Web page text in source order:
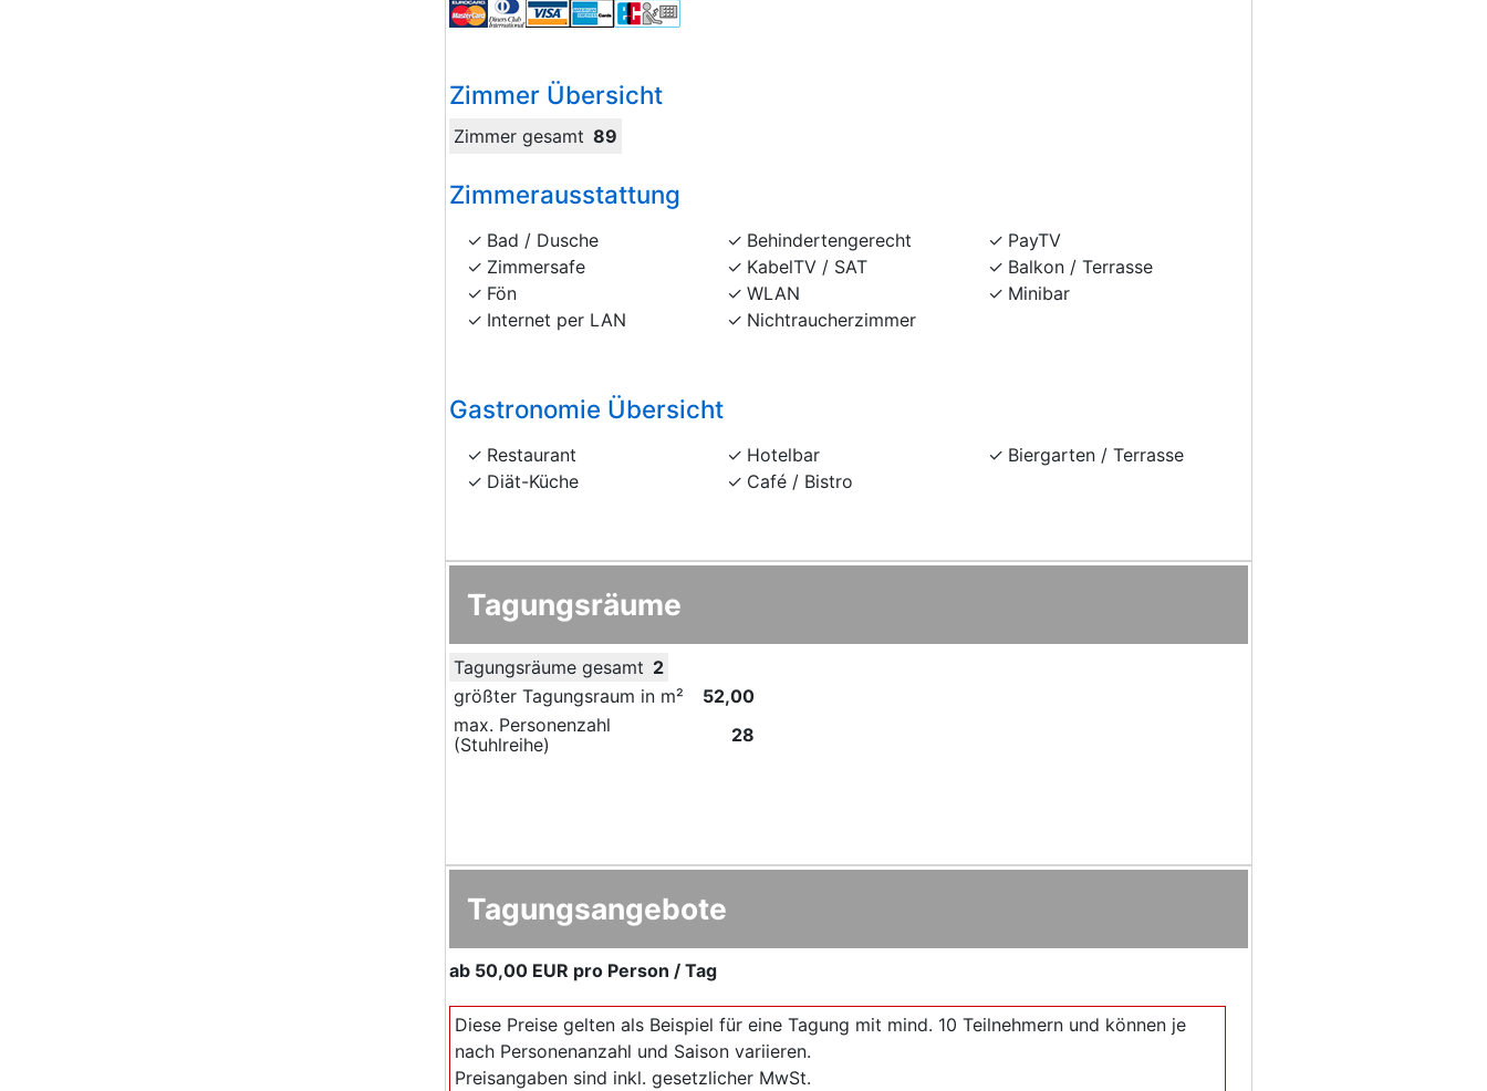
Zimmer Übersicht
Zimmer gesamt 89
Zimmerausstattung
Bad / Dusche
Zimmersafe
Fön
Internet per LAN
Behindertengerecht
KabelTV / SAT
WLAN
Nichtraucherzimmer
PayTV
Balkon / Terrasse
Minibar
Gastronomie Übersicht
Restaurant
Diät-Küche
Hotelbar
Café / Bistro
Biergarten / Terrasse
Tagungsräume
Tagungsräume gesamt 2
größter Tagungsraum in m²
52,00
max. Personenzahl
(Stuhlreihe)
28
Tagungsangebote
ab 50,00 EUR pro Person / Tag
Diese Preise gelten als Beispiel für eine Tagung mit mind. 10 Teilnehmern und können je
nach Personenanzahl und Saison variieren.
Preisangaben sind inkl. gesetzlicher MwSt.